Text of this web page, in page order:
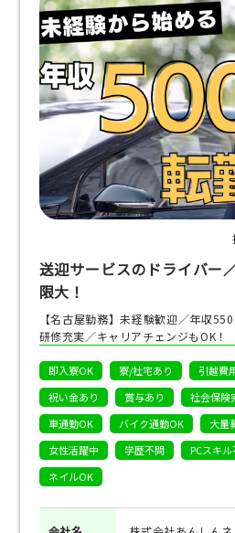
送迎サービスのドライバー
限大！
【名古屋勤務】未経験歓迎／年収
研修充実／キャリアチェンジもOK！
即入寮OK 寮/社宅あり
引越費
祝い金あり
賞与あり 社会保険
車通勤OK
バイク通勤OK 大量
女性活躍中
学歴不問 PCスキ
ネイルOK